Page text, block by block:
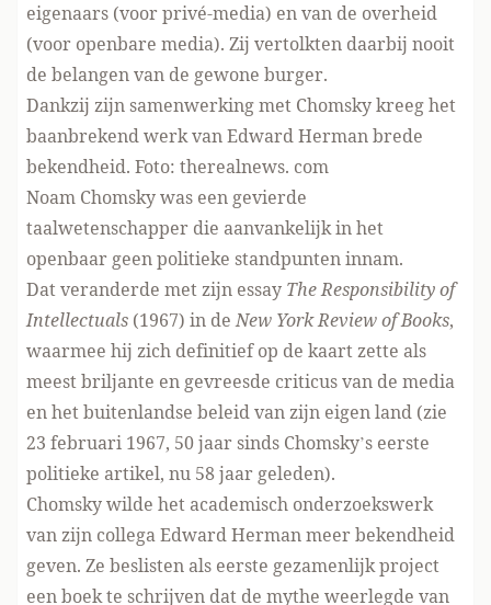
eigenaars (voor privé-media) en van de overheid
(voor openbare media). Zij vertolkten daarbij nooit
de belangen van de gewone burger.
Dankzij zijn samenwerking met Chomsky kreeg het
baanbrekend werk van Edward Herman brede
bekendheid. Foto: therealnews. com
Noam Chomsky was een gevierde
taalwetenschapper die aanvankelijk in het
openbaar geen politieke standpunten innam.
Dat veranderde met zijn essay The Responsibility of
Intellectuals (1967) in deNew York Review of Books,
waarmee hij zich definitief op de kaart zette als
meest briljante en gevreesde criticus van de media
en het buitenlandse beleid van zijn eigen land (zie
23 februari 1967, 50 jaar sinds Chomsky’s eerste
politieke artikel, nu 58 jaar geleden).
Chomsky wilde het academisch onderzoekswerk
van zijn collega Edward Herman meer bekendheid
geven. Ze beslisten als eerste gezamenlijk project
een boek te schrijven dat de mythe weerlegde van